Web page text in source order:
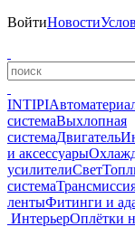
ВойтиНовости
INTIPI
системаВыхлопная
системаДвигатель
и аксессуары
усилителиСвет
система
лентыФитинги и
ИнтерьерОплётки